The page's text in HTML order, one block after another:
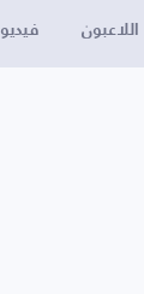
اللاعبون فيديو